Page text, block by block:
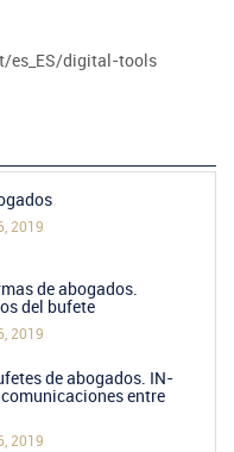
es_ES/digital-tools
2019
de abogados.
del bufete
2019
de abogados. IN-
entre
2019